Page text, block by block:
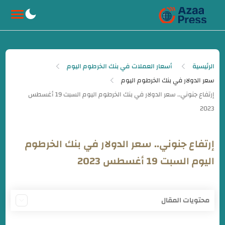
الرئيسية
أسعار العملات في بنك الخرطوم اليوم
سعر الدولار في بنك الخرطوم اليوم
إرتفاع جنوني.. سعر الدولار في بنك الخرطوم
اليوم السبت 19 أغسطس 2023
محتويات المقال